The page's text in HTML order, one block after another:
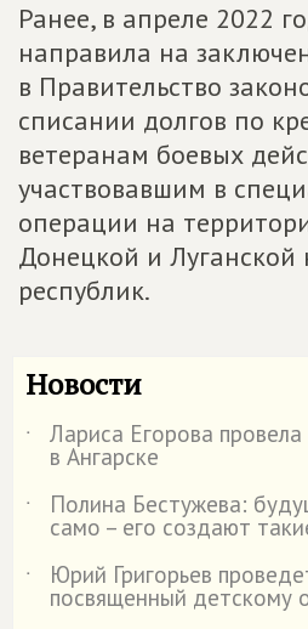
Ранее, в апреле 2022
направила на
в Правительство
списании долгов по
ветеранам боевых
участвовавшим в
операции на
Донецкой и
республик.
Новости
˙ Лариса Егорова
в Ангарске
˙
Полина Бестужева:
само – его создают
˙
Юрий Григорьев
посвященный детскому